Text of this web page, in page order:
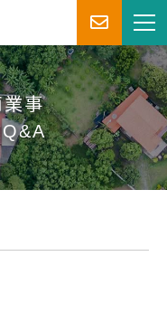
業事